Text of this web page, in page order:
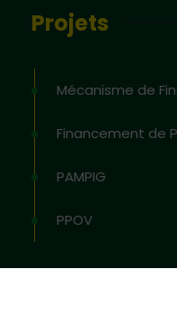
Projets
Mécanisme de
Financement de
PAMPIG
PPOV